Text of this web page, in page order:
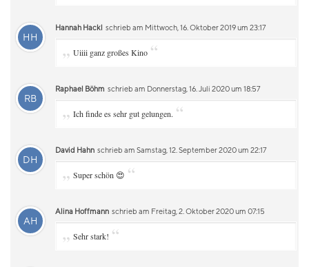
HH
Hannah Hackl schrieb am Mittwoch, 16. Oktober 2019 um 23:17
„ Uiiii ganz großes Kino “
RB
Raphael Böhm schrieb am Donnerstag, 16. Juli 2020 um 18:57
„ Ich finde es sehr gut gelungen. “
DH
David Hahn schrieb am Samstag, 12. September 2020 um 22:17
„ Super schön 😍 “
AH
Alina Hoffmann schrieb am Freitag, 2. Oktober 2020 um 07:15
„ Sehr stark! “